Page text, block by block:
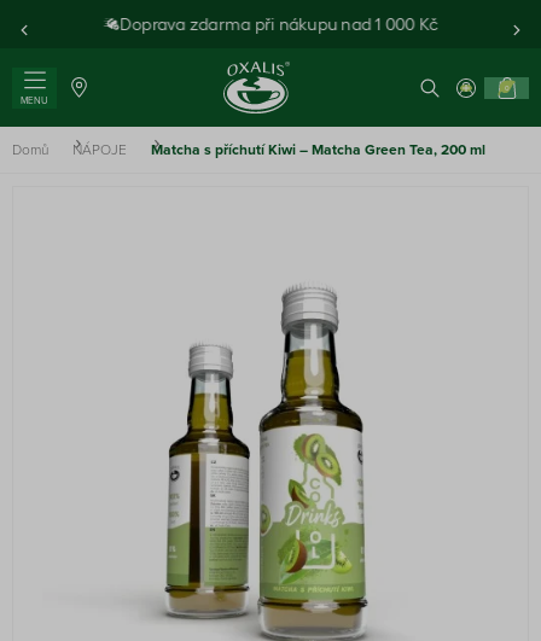
Doprava zdarma při nákupu nad 1 000 Kč
MENU
0
Domů NÁPOJE Matcha s příchutí Kiwi – Matcha Green Tea, 200 ml